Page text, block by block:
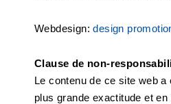
Webdesign:design
Clause de non-
Le contenu de ce site web
plus grande exactitude et en